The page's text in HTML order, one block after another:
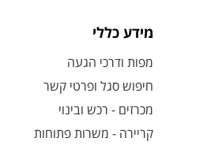
מידע כללי
מפות ודרכי הגעה
חיפוש סגל ופרטי קשר
מכרזים - רכש ובינוי
קריירה - משרות פתוחות